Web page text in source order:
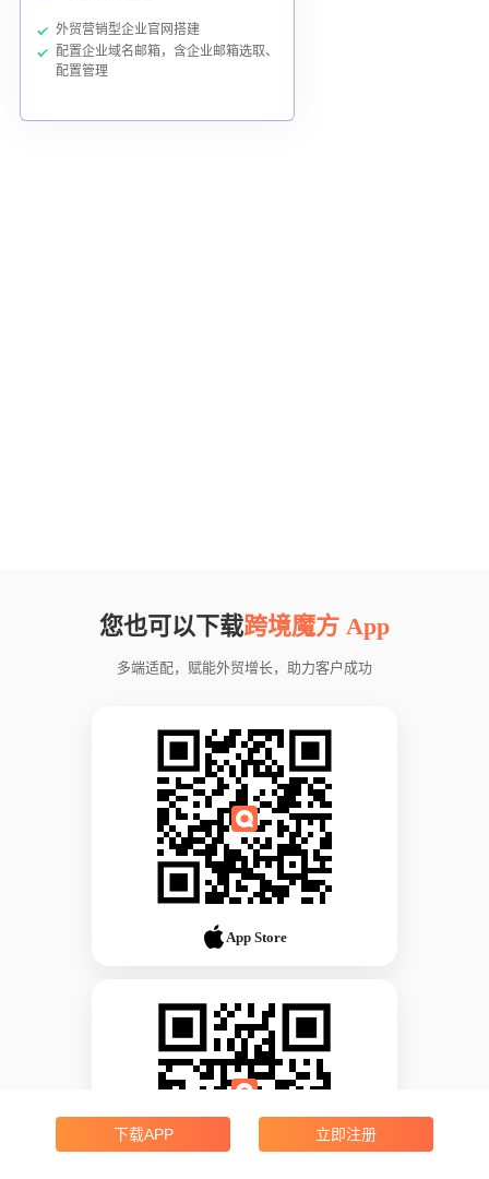
外贸营销型企业官网搭建
配置企业域名邮箱，含企业邮箱选取、
配置管理
您也可以下载跨境魔方 App
多端适配，赋能外贸增长，助力客户成功
App Store
下载APP 立即注册